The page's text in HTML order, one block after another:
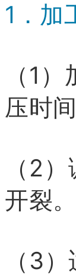
1．加
（1
压时
（2
开裂。
（3